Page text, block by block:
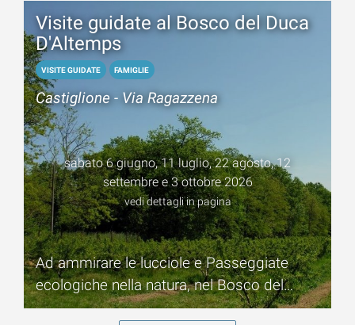
Visite guidate al Bosco del Duca
D'Altemps
VISITE GUIDATE FAMIGLIE
Castiglione - Via Ragazzena
sabato 6 giugno, 11 luglio, 22 agosto, 12
settembre e 3 ottobre 2026
vedi dettagli in pagina
Ad ammirare le lucciole e Passeggiate
ecologiche nella natura, nel Bosco del
Duca D’Altemps a Castiglione di Cervia